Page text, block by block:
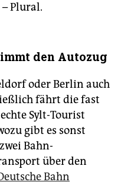
Plural.
den Autozug
oder Berlin auch
fährt die fast
Sylt-Tourist
gibt es sonst
Bahn-
über den
Bahn